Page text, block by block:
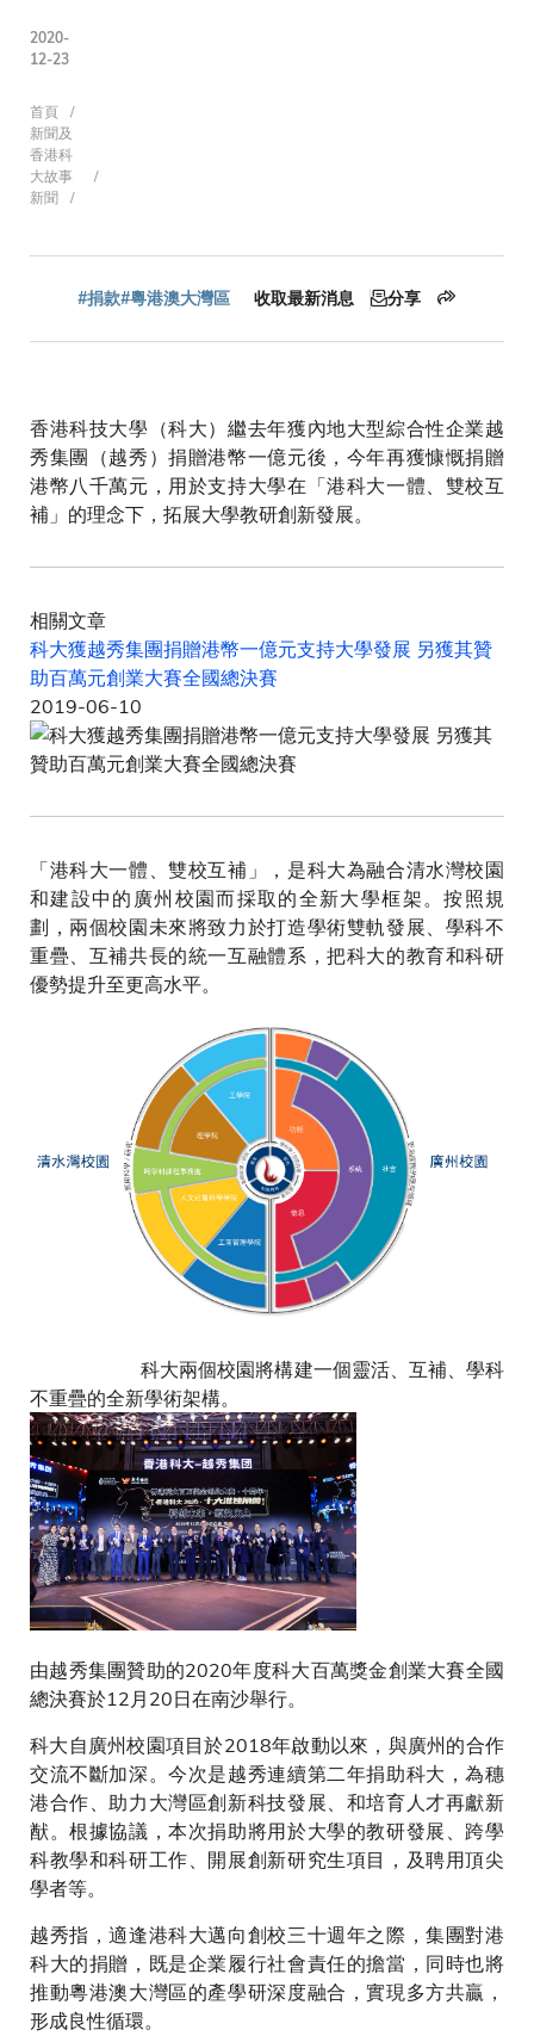
2020-
12-23
導
航
連
結
首頁
新聞及
香港科
大故事
新聞
#捐款#粵港澳大灣區 收取最新消息 分享
香港科技大學（科大）繼去年獲內地大型綜合性企業越
秀集團（越秀）捐贈港幣一億元後，今年再獲慷慨捐贈
港幣八千萬元，用於支持大學在「港科大一體、雙校互
補」的理念下，拓展大學教研創新發展。
相關文章
科大獲越秀集團捐贈港幣一億元支持大學發展 另獲其贊
助百萬元創業大賽全國總決賽
2019-06-10
「港科大一體、雙校互補」，是科大為融合清水灣校園
和建設中的廣州校園而採取的全新大學框架。按照規
劃，兩個校園未來將致力於打造學術雙軌發展、學科不
重疊、互補共長的統一互融體系，把科大的教育和科研
優勢提升至更高水平。
科大兩個校園將構建一個靈活、互補、學科
不重疊的全新學術架構。
由越秀集團贊助的2020年度科大百萬獎金創業大賽全國
總決賽於12月20日在南沙舉行。
科大自廣州校園項目於2018年啟動以來，與廣州的合作
交流不斷加深。今次是越秀連續第二年捐助科大，為穗
港合作、助力大灣區創新科技發展、和培育人才再獻新
猷。根據協議，本次捐助將用於大學的教研發展、跨學
科教學和科研工作、開展創新研究生項目，及聘用頂尖
學者等。
越秀指，適逢港科大邁向創校三十週年之際，集團對港
科大的捐贈，既是企業履行社會責任的擔當，同時也將
推動粵港澳大灣區的產學研深度融合，實現多方共贏，
形成良性循環。